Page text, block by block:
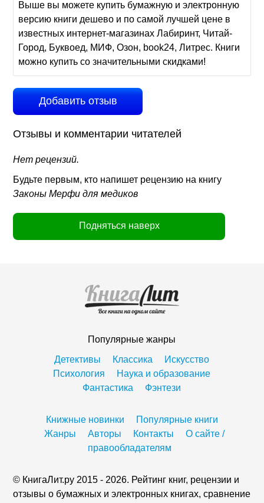
Выше вы можете купить бумажную и электронную
версию книги дешево и по самой лучшей цене в
известных интернет-магазинах Лабиринт, Читай-
Город, Буквоед, МИФ, Озон, book24, Литрес. Книги
можно купить со значительными скидками!
Добавить отзыв
Отзывы и комментарии читателей
Нет рецензий.
Будьте первым, кто напишет рецензию на книгу
Законы Мерфи для медиков
Подняться наверх
Популярные жанры
Детективы
Классика
Искусство
Психология
Наука и образование
Фантастика
Фэнтези
Книжные новинки
Популярные книги
Жанры
Авторы Контакты
О сайте /
правообладателям
© КнигаЛит.ру 2015 - 2026. Рейтинг книг, рецензии и
отзывы о бумажных и электронных книгах, сравнение